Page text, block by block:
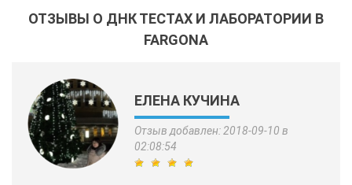
ОТЗЫВЫ О ДНК ТЕСТАХ И ЛАБОРАТОРИИ В
FARGONA
ЕЛЕНА КУЧИНА
Отзыв добавлен: 2018-09-10 в
02:08:54